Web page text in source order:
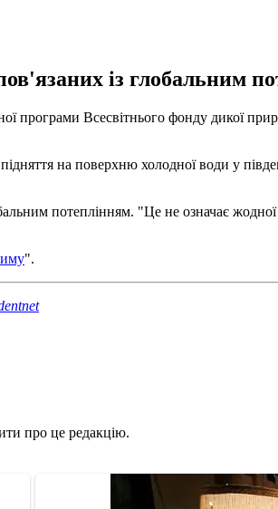
із глобальним
програми Всесвітнього фонду дикої
на поверхню холодної води у
потеплінням. "Це не означає
".
про це редакцію.